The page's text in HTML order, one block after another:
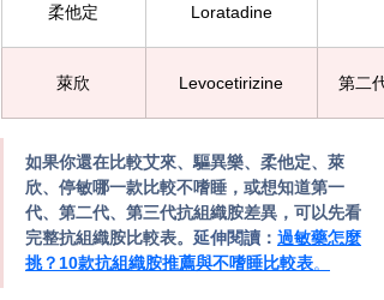
柔他定 Loratadine
萊欣 Levocetirizine 第二
如果你還在比較艾來、驅異樂、柔他定、萊
欣、停敏哪一款比較不嗜睡，或想知道第一
代、第二代、第三代抗組織胺差異，可以先看
完整抗組織胺比較表。 延伸閱讀： 過敏藥怎麼
挑？10款抗組織胺推薦與不嗜睡比較表。